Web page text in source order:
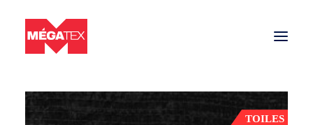
Secteurs
Retour aux matériaux
TOILES